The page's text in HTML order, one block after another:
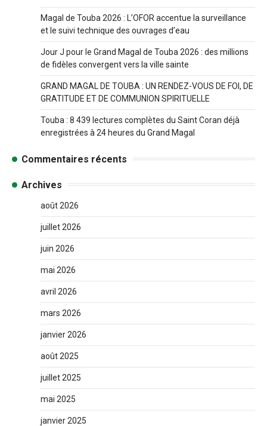
Magal de Touba 2026 : L’OFOR accentue la surveillance
et le suivi technique des ouvrages d’eau
Jour J pour le Grand Magal de Touba 2026 : des millions
de fidèles convergent vers la ville sainte
GRAND MAGAL DE TOUBA : UN RENDEZ-VOUS DE FOI, DE
GRATITUDE ET DE COMMUNION SPIRITUELLE
Touba : 8 439 lectures complètes du Saint Coran déjà
enregistrées à 24 heures du Grand Magal
Commentaires récents
Archives
août 2026
juillet 2026
juin 2026
mai 2026
avril 2026
mars 2026
janvier 2026
août 2025
juillet 2025
mai 2025
janvier 2025